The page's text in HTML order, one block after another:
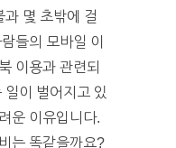
몇 초밖에 걸
들의 모바일 이
이용과 관련되
일이 벌어지고 있
운 이유입니다.
는 똑같을까요?